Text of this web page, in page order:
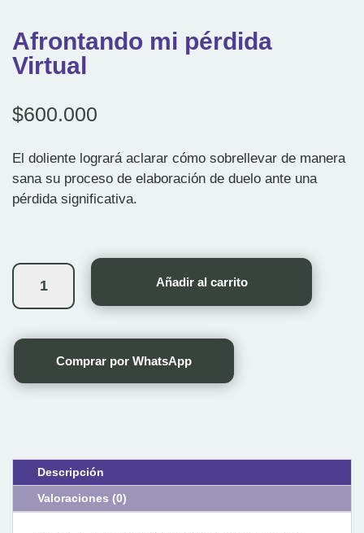
Afrontando mi pérdida
Virtual
$600.000
El doliente logrará aclarar cómo sobrellevar de manera
sana su proceso de elaboración de duelo ante una
pérdida significativa.
Afrontando
pérdida
cantidad
Añadir al carrito
Comprar por WhatsApp
Descripción
Valoraciones (0)